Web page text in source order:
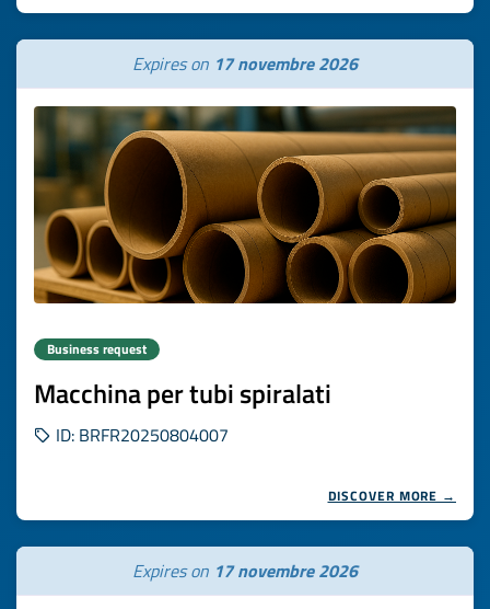
Expires on 17 novembre 2026
Business request
Macchina per tubi spiralati
ID: BRFR20250804007
DISCOVER MORE →
Expires on 17 novembre 2026